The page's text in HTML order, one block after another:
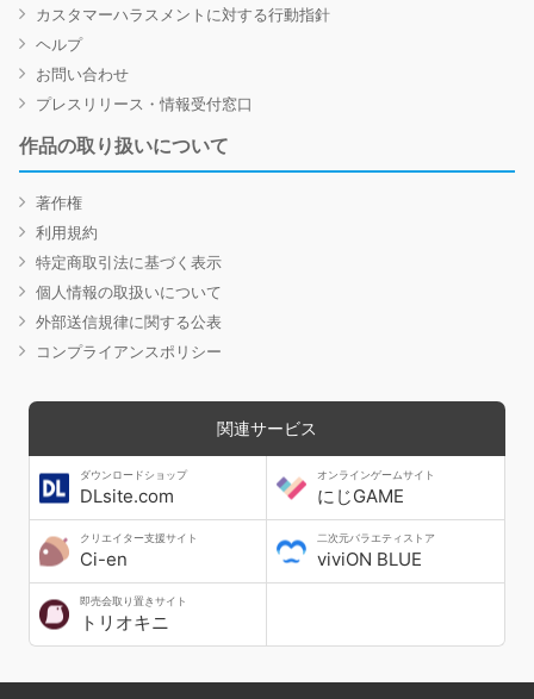
カスタマーハラスメントに対する行動指針
ヘルプ
お問い合わせ
プレスリリース・情報受付窓口
作品の取り扱いについて
著作権
利用規約
特定商取引法に基づく表示
個人情報の取扱いについて
外部送信規律に関する公表
コンプライアンスポリシー
関連サービス
ダウンロードショップ
DLsite.com
オンラインゲームサイト
にじGAME
クリエイター支援サイト
Ci-en
二次元バラエティストア
viviON BLUE
即売会取り置きサイト
トリオキニ